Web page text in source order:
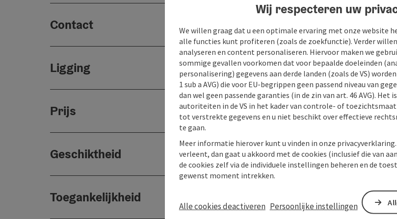
Contact
Ligging
Prijs
Geschiktheid
Toegankelijkheid
Wij respecteren uw
We willen graag dat u een optimale ervaring met onze website
alle functies kunt profiteren (zoals de zoekfunctie). Verder
analyseren en content personaliseren. Hiervoor maken we
sommige gevallen voorkomen dat voor bepaalde doeleinden
personalisering) gegevens aan derde landen (zoals de VS)
1 sub a AVG) die voor EU-begrippen geen passend niveau van
dan wel geen passende garanties (in de zin van art. 46 AVG). Het
autoriteiten in de VS in het kader van controle- of
tot verstrekte gegevens en u niet beschikt over effectieve
te gaan.
Meer informatie hierover kunt u vinden in onze
verleent, dan gaat u akkoord met de cookies (inclusief die van
de cookies zelf via de individuele instellingen beheren en de
gewenst moment intrekken.
Alle cookies deactiveren Persoonlijke instellingen